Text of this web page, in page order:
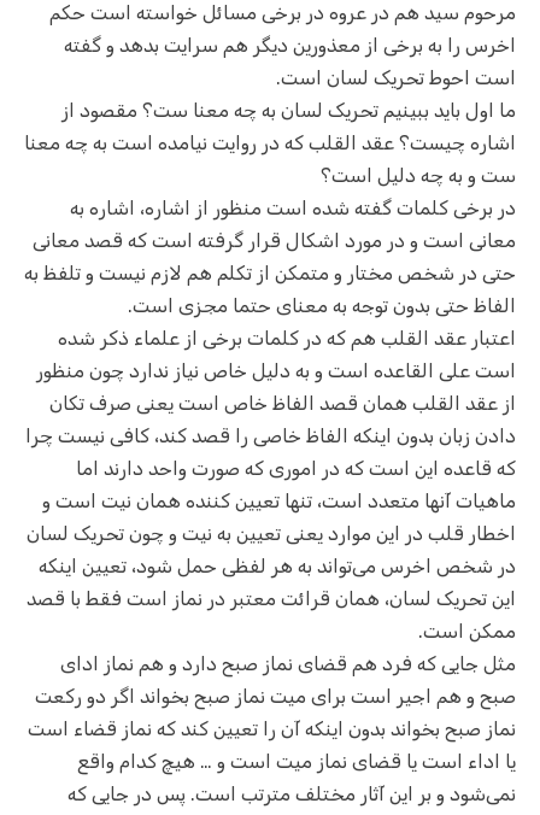
مرحوم سید هم در عروه در برخی مسائل خواسته است حکم
اخرس را به برخی از معذورین دیگر هم سرایت بدهد و گفته
است احوط تحریک لسان است.
ما اول باید ببینیم تحریک لسان به چه معنا ست؟ مقصود از
اشاره چیست؟ عقد القلب که در روایت نیامده است به چه معنا
ست و به چه دلیل است؟
در برخی کلمات گفته شده است منظور از اشاره، اشاره به
معانی است و در مورد اشکال قرار گرفته است که قصد معانی
حتی در شخص مختار و متمکن از تکلم هم لازم نیست و تلفظ به
الفاظ حتی بدون توجه به معنای حتما مجزی است.
اعتبار عقد القلب هم که در کلمات برخی از علماء ذکر شده
است علی القاعده است و به دلیل خاص نیاز ندارد چون منظور
از عقد القلب همان قصد الفاظ خاص است یعنی صرف تکان
دادن زبان بدون اینکه الفاظ خاصی را قصد کند، کافی نیست چرا
که قاعده این است که در اموری که صورت واحد دارند اما
ماهیات آنها متعدد است، تنها تعیین کننده همان نیت است و
اخطار قلب در این موارد یعنی تعیین به نیت و چون تحریک لسان
در شخص اخرس می‌تواند به هر لفظی حمل شود، تعیین اینکه
این تحریک لسان، همان قرائت معتبر در نماز است فقط با قصد
ممکن است.
مثل جایی که فرد هم قضای نماز صبح دارد و هم نماز ادای
صبح و هم اجیر است برای میت نماز صبح بخواند اگر دو رکعت
نماز صبح بخواند بدون اینکه آن را تعیین کند که نماز قضاء است
یا اداء است یا قضای نماز میت است و … هیچ کدام واقع
نمی‌شود و بر این آثار مختلف مترتب است. پس در جایی که